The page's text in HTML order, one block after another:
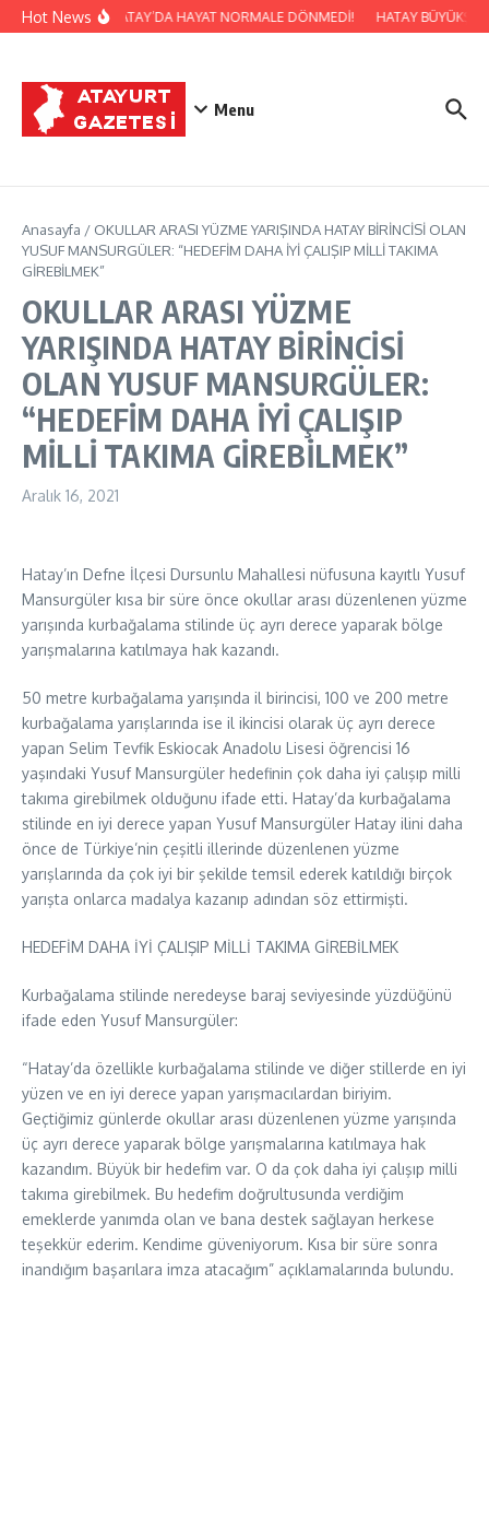
İçeriğe atla
Hot NewsERGİN: HATAY’DA HAYAT NORMALE DÖNMEDİ! HATAY
Menu
Anasayfa / OKULLAR ARASI YÜZME YARIŞINDA HATAY BİRİNCİSİ OLAN
YUSUF MANSURGÜLER: “HEDEFİM DAHA İYİ ÇALIŞIP MİLLİ TAKIMA
GİREBİLMEK”
OKULLAR ARASI YÜZME
YARIŞINDA HATAY BİRİNCİSİ
OLAN YUSUF MANSURGÜLER:
“HEDEFİM DAHA İYİ ÇALIŞIP
MİLLİ TAKIMA GİREBİLMEK”
Aralık 16, 2021
Hatay’ın Defne İlçesi Dursunlu Mahallesi nüfusuna kayıtlı Yusuf
Mansurgüler kısa bir süre önce okullar arası düzenlenen yüzme
yarışında kurbağalama stilinde üç ayrı derece yaparak bölge
yarışmalarına katılmaya hak kazandı.
50 metre kurbağalama yarışında il birincisi, 100 ve 200 metre
kurbağalama yarışlarında ise il ikincisi olarak üç ayrı derece
yapan Selim Tevfik Eskiocak Anadolu Lisesi öğrencisi 16
yaşındaki Yusuf Mansurgüler hedefinin çok daha iyi çalışıp milli
takıma girebilmek olduğunu ifade etti. Hatay’da kurbağalama
stilinde en iyi derece yapan Yusuf Mansurgüler Hatay ilini daha
önce de Türkiye’nin çeşitli illerinde düzenlenen yüzme
yarışlarında da çok iyi bir şekilde temsil ederek katıldığı birçok
yarışta onlarca madalya kazanıp adından söz ettirmişti.
HEDEFİM DAHA İYİ ÇALIŞIP MİLLİ TAKIMA GİREBİLMEK
Kurbağalama stilinde neredeyse baraj seviyesinde yüzdüğünü
ifade eden Yusuf Mansurgüler:
“Hatay’da özellikle kurbağalama stilinde ve diğer stillerde en iyi
yüzen ve en iyi derece yapan yarışmacılardan biriyim.
Geçtiğimiz günlerde okullar arası düzenlenen yüzme yarışında
üç ayrı derece yaparak bölge yarışmalarına katılmaya hak
kazandım. Büyük bir hedefim var. O da çok daha iyi çalışıp milli
takıma girebilmek. Bu hedefim doğrultusunda verdiğim
emeklerde yanımda olan ve bana destek sağlayan herkese
teşekkür ederim. Kendime güveniyorum. Kısa bir süre sonra
inandığım başarılara imza atacağım” açıklamalarında bulundu.